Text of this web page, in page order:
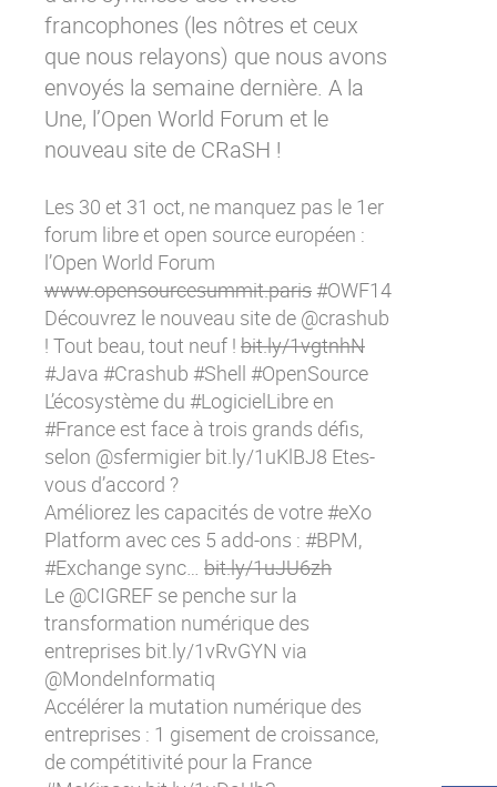
Contactez-nous
Essayez eXo
francophones (les nôtres et ceux
que nous relayons) que nous avons
envoyés la semaine dernière. A la
Une, l’Open World Forum et le
nouveau site de CRaSH !
Les 30 et 31 oct, ne manquez pas le 1er
forum libre et open source européen :
l’Open World Forum
www.opensourcesummit.paris#OWF14
Découvrez le nouveau site de @crashub
! Tout beau, tout neuf ! bit.ly/1vgtnhN
#Java #Crashub #Shell #OpenSource
L’écosystème du #LogicielLibre en
#France est face à trois grands défis,
selon @sfermigier bit.ly/1uKlBJ8 Etes-
vous d’accord ?
Améliorez les capacités de votre #eXo
Platform avec ces 5 add-ons : #BPM,
#Exchange sync… bit.ly/1uJU6zh
Le @CIGREF se penche sur la
transformation numérique des
entreprises bit.ly/1vRvGYN via
@MondeInformatiq
Accélérer la mutation numérique des
entreprises : 1 gisement de croissance,
de compétitivité pour la France